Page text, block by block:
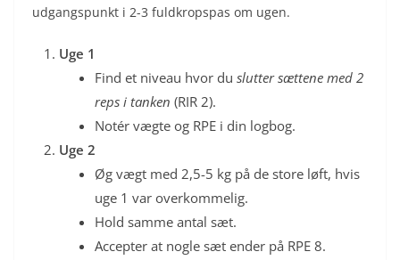
udgangspunkt i 2-3 fuldkropspas om ugen.
Uge 1
Find et niveau hvor du slutter sættene med 2
reps i tanken (RIR 2).
Notér vægte og RPE i din logbog.
Uge 2
Øg vægt med 2,5-5 kg på de store løft, hvis
uge 1 var overkommelig.
Hold samme antal sæt.
Accepter at nogle sæt ender på RPE 8.